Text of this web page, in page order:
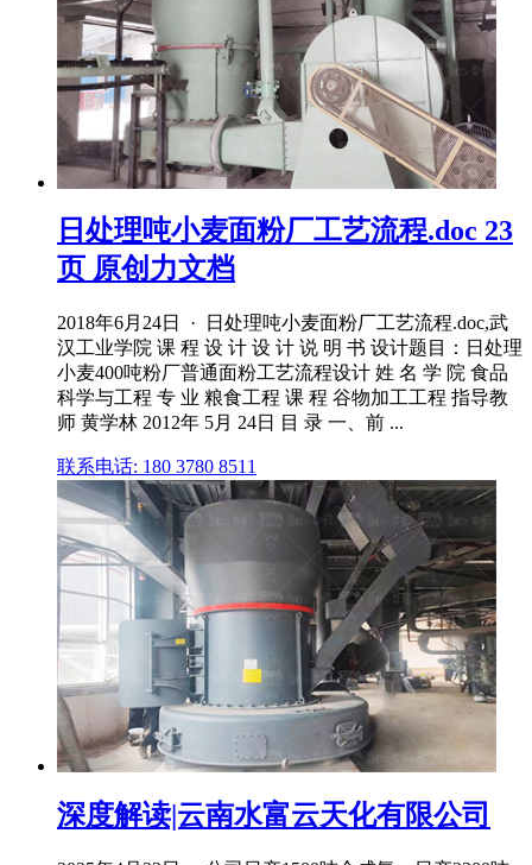
日处理吨小麦面粉厂工艺流程.doc 23
页 原创力文档
2018年6月24日 · 日处理吨小麦面粉厂工艺流程.doc,武
汉工业学院 课 程 设 计 设 计 说 明 书 设计题目：日处理
小麦400吨粉厂普通面粉工艺流程设计 姓 名 学 院 食品
科学与工程 专 业 粮食工程 课 程 谷物加工工程 指导教
师 黄学林 2012年 5月 24日 目 录 一、前 ...
联系电话: 180 3780 8511
深度解读|云南水富云天化有限公司